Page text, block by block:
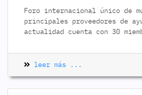
Foro internacional único de
principales proveedores de
actualidad cuenta con 30
leer más ...